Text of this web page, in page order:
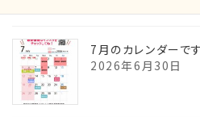
7月のカレンダーです
2026年6月30日